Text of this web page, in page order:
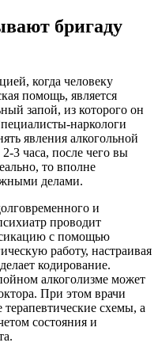
бригаду
когда человеку
помощь, является
запой, из которого он
наркологи
явления алкогольной
3 часа, после чего вы
то вполне
делами.
и
проводит
с помощью
работу, настраивая
кодирование.
алкоголизме может
При этом врачи
схемы, а
состояния и